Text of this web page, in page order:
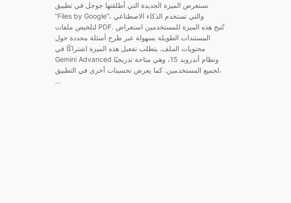
نستعرض الميزة الجديدة التي أطلقتها جوجل في تطبيق
“Files by Google”، والتي تستخدم الذكاء الاصطناعي
لتلخيص ملفات PDF. تُتيح هذه الميزة للمستخدمين استعراض
المستندات الطويلة بسهولة عبر طرح أسئلة محددة حول
محتويات الملف. يتطلب تفعيل هذه الميزة اشتراكًا في
Gemini Advanced ونظام أندرويد 15، وهي متاحة تدريجيًا
لجميع المستخدمين. كما يعرض تحسينات أخرى في التطبيق،
…